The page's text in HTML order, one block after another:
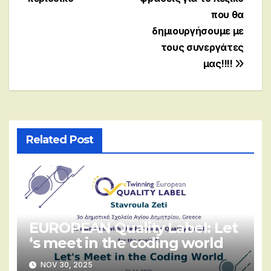
που θα
δημιουργήσουμε με
τους συνεργάτες
μας!!!!
Related Post
EUROPEAN Quality Label: Let
‘s meet in the coding world
NOV 30, 2025